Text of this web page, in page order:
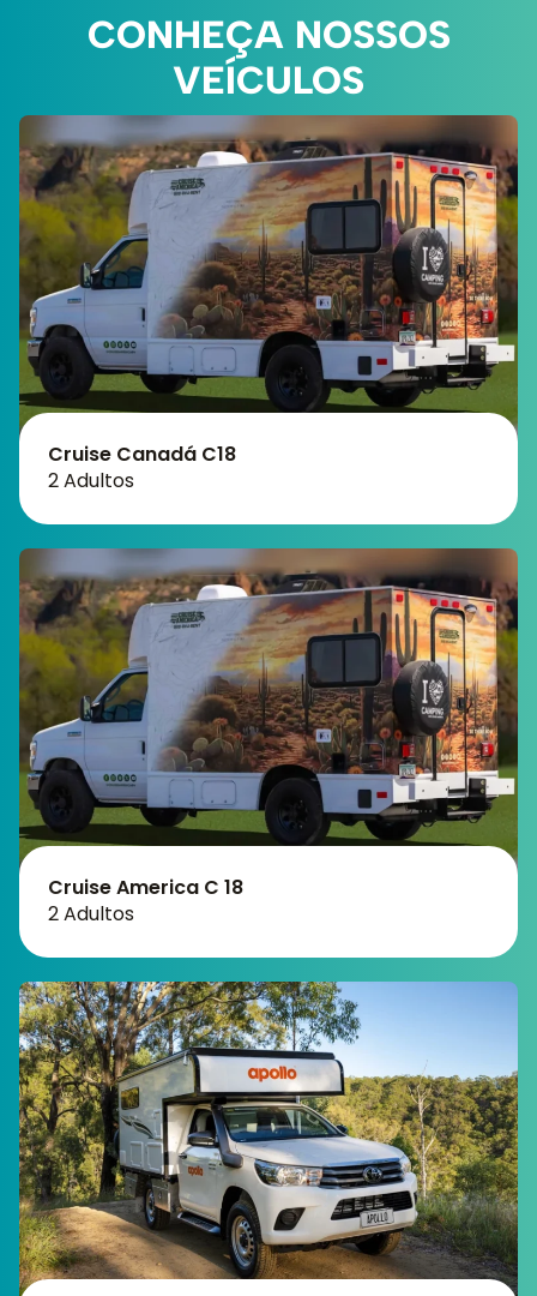
CONHEÇA NOSSOS
VEÍCULOS
Cruise Canadá C18
2 Adultos
Cruise America C 18
2 Adultos